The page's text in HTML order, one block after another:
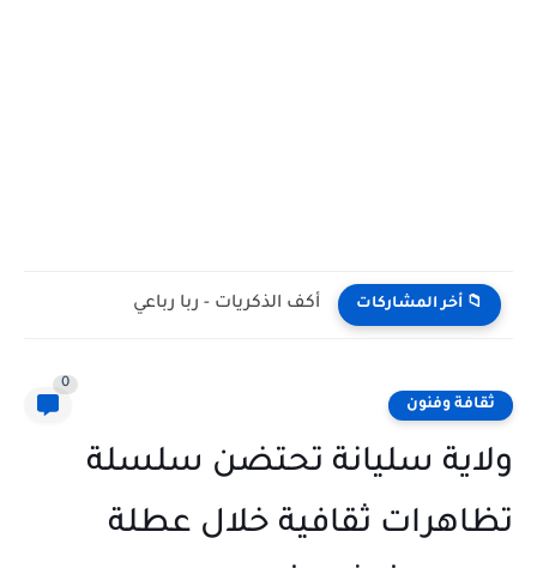
📁 أخر المشاركات
ثقافة وفنون
0
ولاية سليانة تحتضن سلسلة
تظاهرات ثقافية خلال عطلة